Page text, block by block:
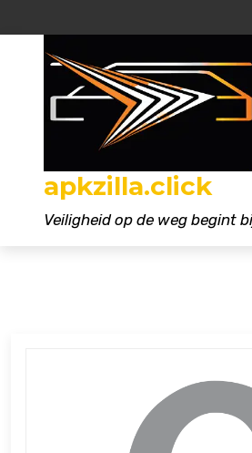
apkzilla.click
Veiligheid op de weg begint